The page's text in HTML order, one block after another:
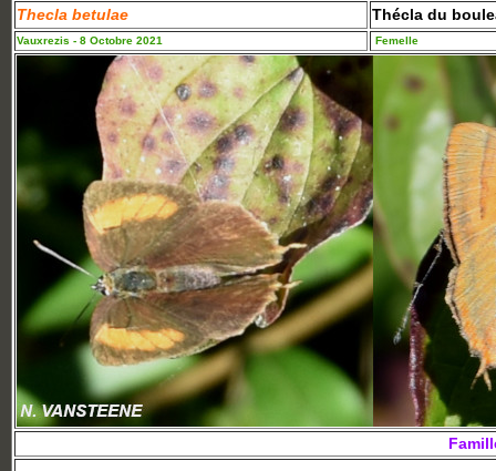
Thecla betulae Thécla du
Vauxrezis - 8 Octobre 2021 Femelle